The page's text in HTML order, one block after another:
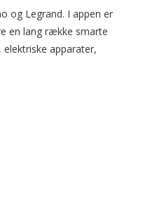
og Legrand. I appen er
en lang række smarte
apparater,